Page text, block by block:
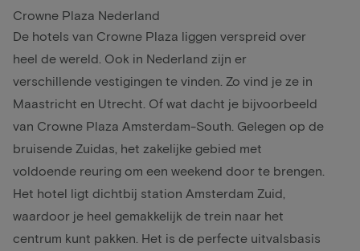
Crowne Plaza Nederland
De hotels van Crowne Plaza liggen verspreid over
heel de wereld. Ook in Nederland zijn er
verschillende vestigingen te vinden. Zo vind je ze in
Maastricht en Utrecht. Of wat dacht je bijvoorbeeld
van Crowne Plaza Amsterdam-South. Gelegen op de
bruisende Zuidas, het zakelijke gebied met
voldoende reuring om een weekend door te brengen.
Het hotel ligt dichtbij station Amsterdam Zuid,
waardoor je heel gemakkelijk de trein naar het
centrum kunt pakken. Het is de perfecte uitvalsbasis